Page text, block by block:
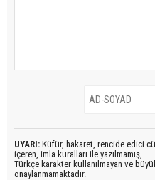
UYARI: Küfür, hakaret, rencide edici
içeren, imla kuralları ile yazılmamış,
Türkçe karakter kullanılmayan ve
onaylanmamaktadır.